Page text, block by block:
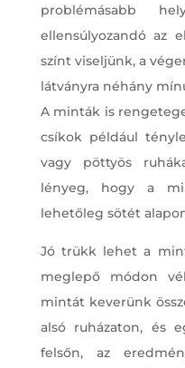
problémásabb
ellensúlyozandó az
színt viseljünk, a
látványra néhány
A minták is
csíkok például
vagy pöttyös
lényeg, hogy a
lehetőleg sötét
Jó trükk lehet a
meglepő módon
mintát keverünk
alsó ruházaton, és
felsőn, az